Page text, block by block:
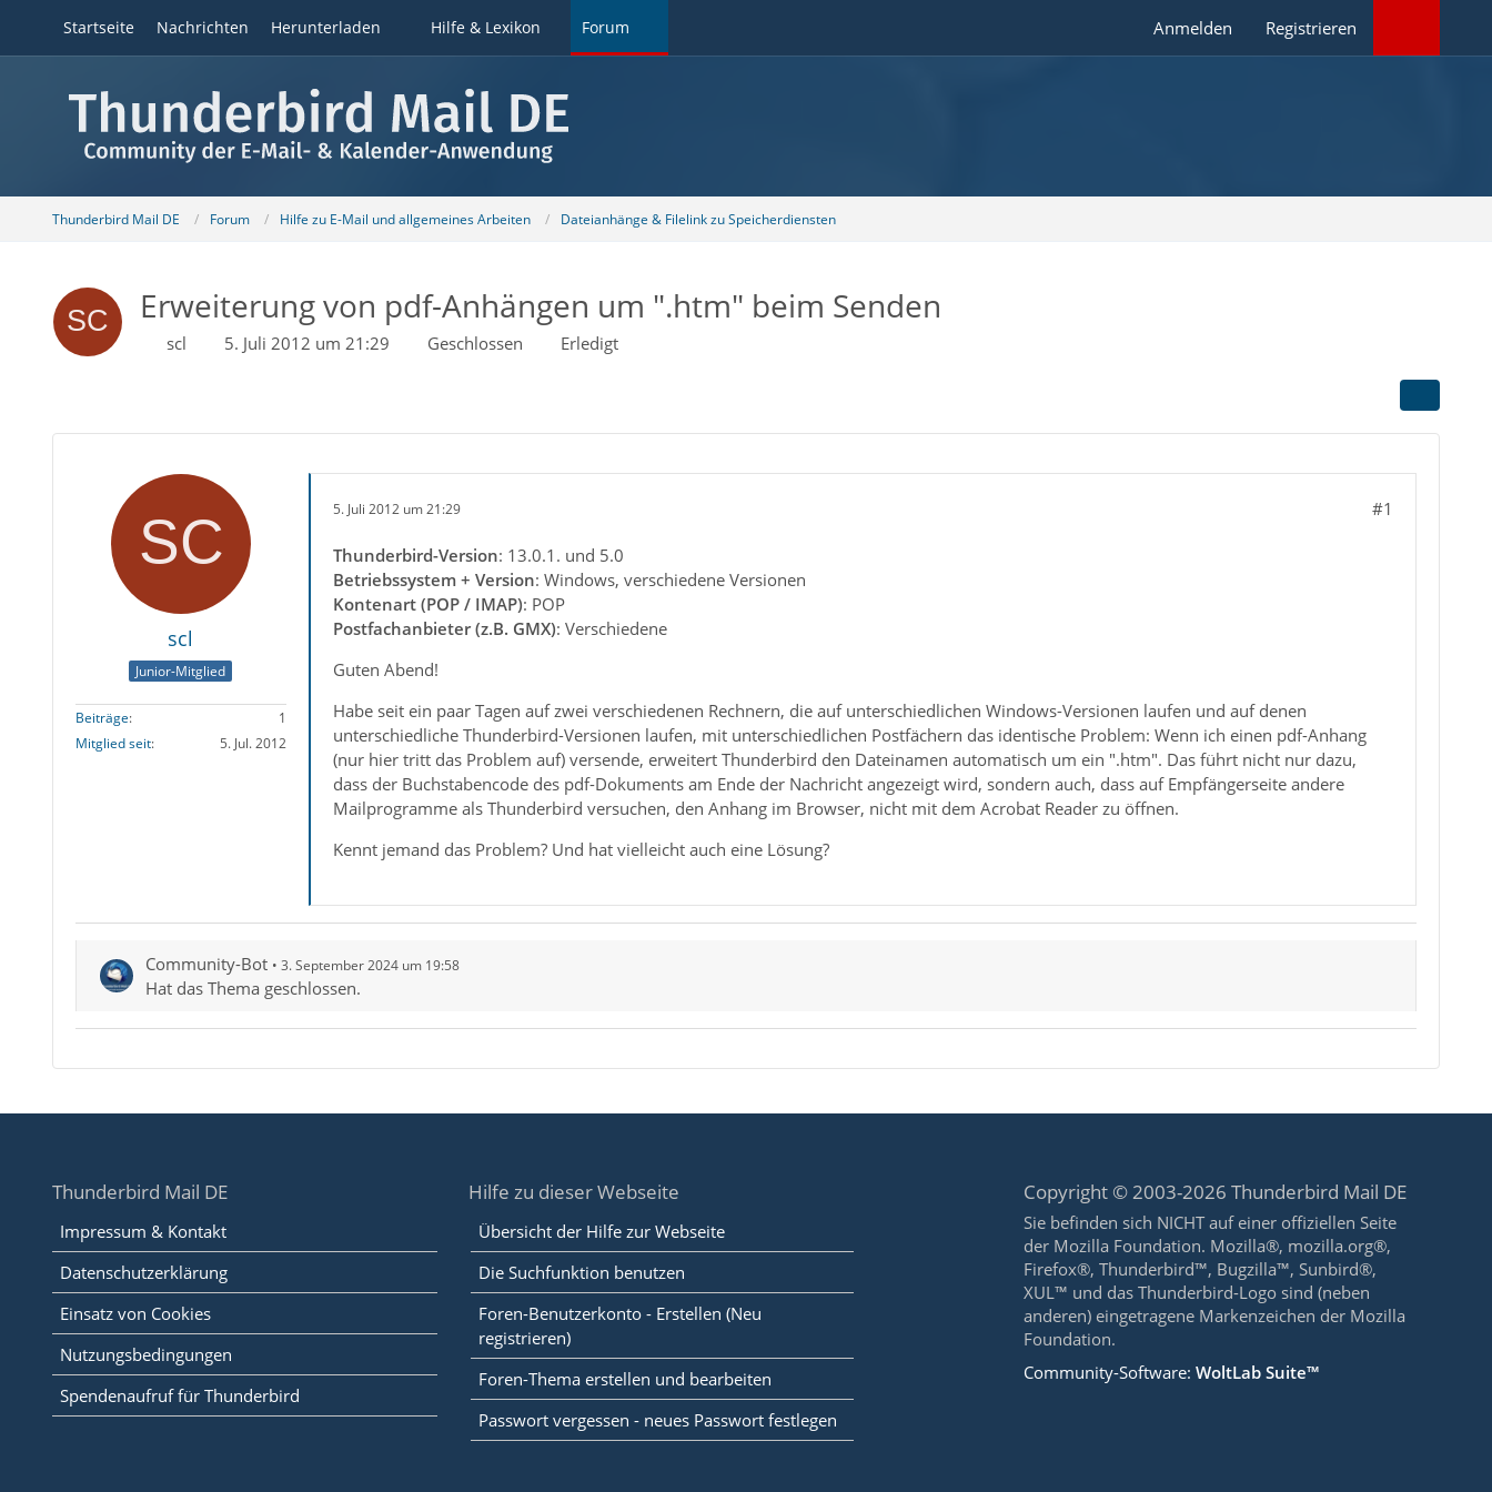
Startseite Nachrichten Herunterladen Hilfe & Lexikon Forum Anmelden Registrieren
Thunderbird Mail DE Forum Hilfe zu E-Mail und allgemeines Arbeiten Dateianhänge & Filelink zu Speicherdiensten
Erweiterung von pdf-Anhängen um ".htm" beim Senden
scl 5. Juli 2012 um 21:29 Geschlossen Erledigt
scl
Junior-Mitglied
Beiträge
1
Mitglied seit
5. Jul. 2012
5. Juli 2012 um 21:29 #1
Thunderbird-Version: 13.0.1. und 5.0
Betriebssystem + Version: Windows, verschiedene Versionen
Kontenart (POP / IMAP): POP
Postfachanbieter (z.B. GMX): Verschiedene
Guten Abend!
Habe seit ein paar Tagen auf zwei verschiedenen Rechnern, die auf unterschiedlichen Windows-Versionen laufen und auf denen
unterschiedliche Thunderbird-Versionen laufen, mit unterschiedlichen Postfächern das identische Problem: Wenn ich einen pdf-Anhang
(nur hier tritt das Problem auf) versende, erweitert Thunderbird den Dateinamen automatisch um ein ".htm". Das führt nicht nur dazu,
dass der Buchstabencode des pdf-Dokuments am Ende der Nachricht angezeigt wird, sondern auch, dass auf Empfängerseite andere
Mailprogramme als Thunderbird versuchen, den Anhang im Browser, nicht mit dem Acrobat Reader zu öffnen.
Kennt jemand das Problem? Und hat vielleicht auch eine Lösung?
Community-Bot 3. September 2024 um 19:58
Hat das Thema geschlossen.
Thunderbird Mail DE
Impressum & Kontakt
Datenschutzerklärung
Einsatz von Cookies
Nutzungsbedingungen
Spendenaufruf für Thunderbird
Hilfe zu dieser Webseite
Übersicht der Hilfe zur Webseite
Die Suchfunktion benutzen
Foren-Benutzerkonto - Erstellen (Neu
registrieren)
Foren-Thema erstellen und bearbeiten
Passwort vergessen - neues Passwort festlegen
Copyright © 2003-2026 Thunderbird Mail DE
Sie befinden sich NICHT auf einer offiziellen Seite
der Mozilla Foundation. Mozilla®, mozilla.org®,
Firefox®, Thunderbird™, Bugzilla™, Sunbird®,
XUL™ und das Thunderbird-Logo sind (neben
anderen) eingetragene Markenzeichen der Mozilla
Foundation.
Community-Software:WoltLab Suite™